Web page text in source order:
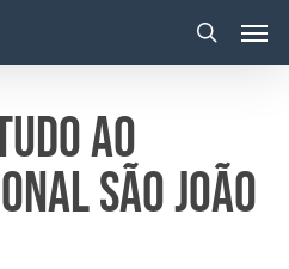
AO
SÃO JOÃO